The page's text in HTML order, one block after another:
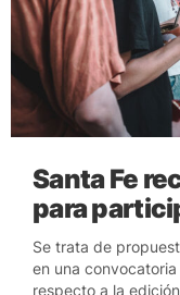
Santa Fe
para
Se trata de
en una
respecto a la